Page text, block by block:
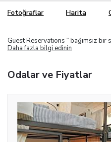
Fotoğraflar Harita
Guest Reservations TM bağımsız bir
Daha fazla bilgi edinin
Odalar ve Fiyatlar